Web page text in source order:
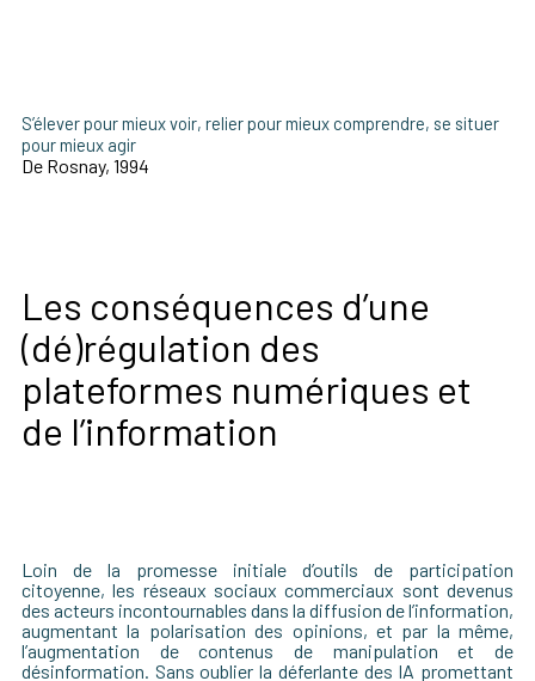
S’élever pour mieux voir, relier pour mieux comprendre, se situer
pour mieux agir
De Rosnay, 1994
Les conséquences d’une
(dé)régulation des
plateformes numériques et
de l’information
Loin de la promesse initiale d’outils de participation
citoyenne, les réseaux sociaux commerciaux sont devenus
des acteurs incontournables dans la diffusion de l’information,
augmentant la polarisation des opinions, et par la même,
l’augmentation de contenus de manipulation et de
désinformation. Sans oublier la déferlante des IA promettant